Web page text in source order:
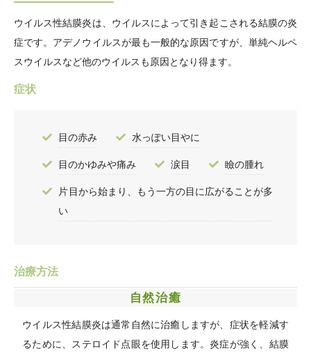
ウイルス性結膜炎は、ウイルスによって引き起こされる結膜の炎
症です。アデノウイルスが最も一般的な原因ですが、単純ヘルペ
スウイルスなど他のウイルスも原因となり得ます。
症状
目の赤み 水っぽい目やに
目のかゆみや痛み 涙目 瞼の腫れ
片目から始まり、もう一方の目に広がることが多
い
治療方法
自然治癒
ウイルス性結膜炎は通常自然に治癒しますが、症状を軽減す
るために、ステロイド点眼を使用します。炎症が強く、結膜